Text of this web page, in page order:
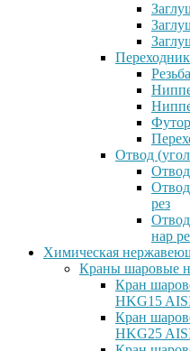
Отвод
рез
нар
Химическая
Краны шаровые
Кран
HKG15
Кран
HKG25